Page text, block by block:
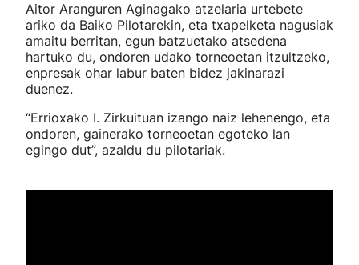
Aitor Aranguren Aginagako atzelaria urtebete
ariko da Baiko Pilotarekin, eta txapelketa nagusiak
amaitu berritan, egun batzuetako atsedena
hartuko du, ondoren udako torneoetan itzultzeko,
enpresak ohar labur baten bidez jakinarazi
duenez.
“Errioxako I. Zirkuituan izango naiz lehenengo, eta
ondoren, gainerako torneoetan egoteko lan
egingo dut”, azaldu du pilotariak.